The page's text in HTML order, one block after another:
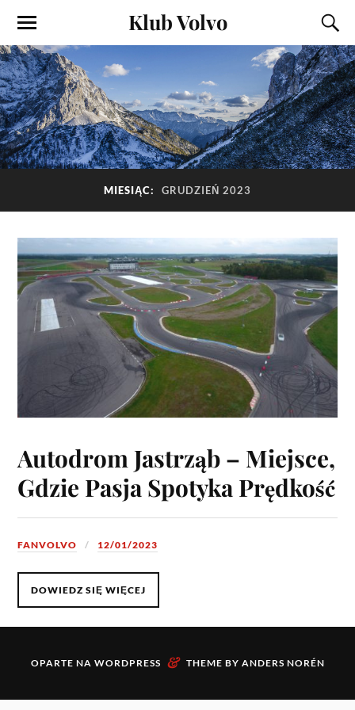
Klub Volvo
MIESIĄC: GRUDZIEŃ 2023
Autodrom Jastrząb – Miejsce,
Gdzie Pasja Spotyka Prędkość
FANVOLVO 12/01/2023
DOWIEDZ SIĘ WIĘCEJ
OPARTE NA WORDPRESS & THEME BY ANDERS NORÉN